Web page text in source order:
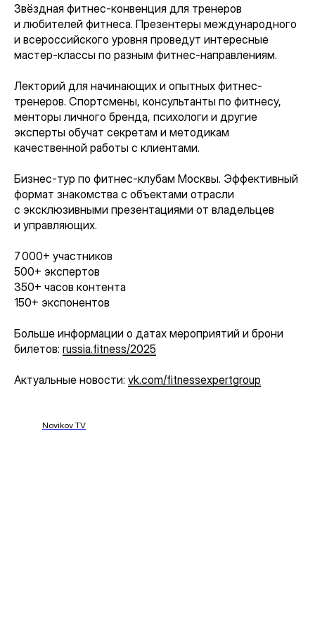
Звёздная фитнес-конвенция для тренеров
и любителей фитнеса. Презентеры международного
и всероссийского уровня проведут интересные
мастер-классы по разным фитнес-направлениям.
Лекторий для начинающих и опытных фитнес-
тренеров. Спортсмены, консультанты по фитнесу,
менторы личного бренда, психологи и другие
эксперты обучат секретам и методикам
качественной работы с клиентами.
Бизнес-тур по фитнес-клубам Москвы. Эффективный
формат знакомства с объектами отрасли
с эксклюзивными презентациями от владельцев
и управляющих.
7 000+ участников
500+ экспертов
350+ часов контента
150+ экспонентов
Больше информации о датах мероприятий и брони
билетов: russia.fitness/2025
Актуальные новости: vk.com/fitnessexpertgroup
Novikov TV